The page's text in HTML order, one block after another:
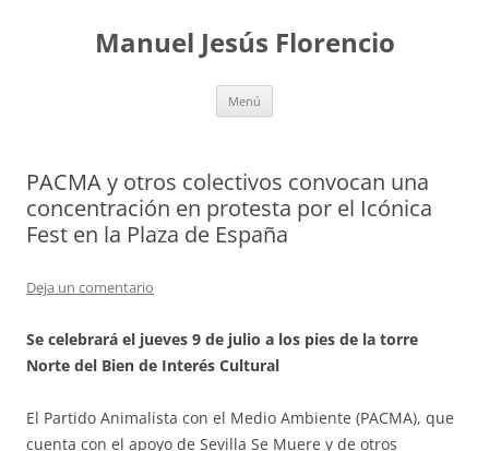
contenidoManuel Jesús Florencio
Menú
PACMA y otros colectivos convocan una
concentración en protesta por el Icónica
Fest en la Plaza de España
Deja un comentario
Se celebrará el jueves 9 de julio a los pies de la torre
Norte del Bien de Interés Cultural
El Partido Animalista con el Medio Ambiente (PACMA), que
cuenta con el apoyo de Sevilla Se Muere y de otros